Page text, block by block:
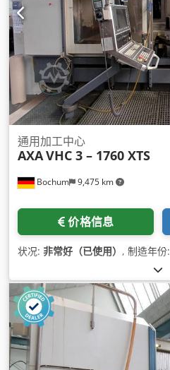
Bochum 9,475 km
通用加工中心
AXAVHC 3 – 1760 XTS
价格信息
状况: 非常好（已使用） , 制造年份: